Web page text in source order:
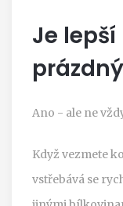
Je
Ano - ale ne
Když vezmete
vstřebává se